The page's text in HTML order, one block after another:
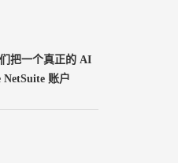
把一个真正的 AI
账户